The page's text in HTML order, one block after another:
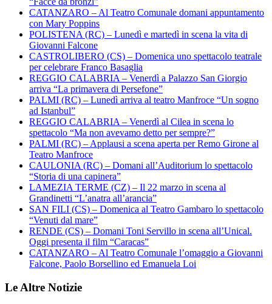
CATANZARO – Al Teatro Comunale domani appuntamento
con Mary Poppins
POLISTENA (RC) – Lunedì e martedì in scena la vita di
Giovanni Falcone
CASTROLIBERO (CS) – Domenica uno spettacolo teatrale
per celebrare Franco Basaglia
REGGIO CALABRIA – Venerdì a Palazzo San Giorgio
arriva “La primavera di Persefone”
PALMI (RC) – Lunedì arriva al teatro Manfroce “Un sogno
ad Istanbul”
REGGIO CALABRIA – Venerdì al Cilea in scena lo
spettacolo “Ma non avevamo detto per sempre?”
PALMI (RC) – Applausi a scena aperta per Remo Girone al
Teatro Manfroce
CAULONIA (RC) – Domani all’Auditorium lo spettacolo
“Storia di una capinera”
LAMEZIA TERME (CZ) – Il 22 marzo in scena al
Grandinetti “L’anatra all’arancia”
SAN FILI (CS) – Domenica al Teatro Gambaro lo spettacolo
“Venuti dal mare”
RENDE (CS) – Domani Toni Servillo in scena all’Unical.
Oggi presenta il film “Caracas”
CATANZARO – Al Teatro Comunale l’omaggio a Giovanni
Falcone, Paolo Borsellino ed Emanuela Loi
Le Altre Notizie